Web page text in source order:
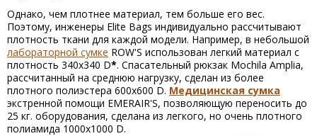
Однако, чем плотнее материал, тем больше его вес.
Поэтому, инженеры Elite Bags индивидуально рассчитывают
плотность ткани для каждой модели. Например, в небольшой
лабораторной сумке ROW'S использован легкий материал с
плотность 340х340 D*. Спасательный рюкзак Mochila Amplia,
рассчитанный на среднюю нагрузку, сделан из более
плотного полиэстера 600х600 D. Медицинская сумка
экстренной помощи EMERAIR'S, позволяющую переносить до
25 кг. оборудования, сделана из легкого, но очень плотного
полиамида 1000х1000 D.